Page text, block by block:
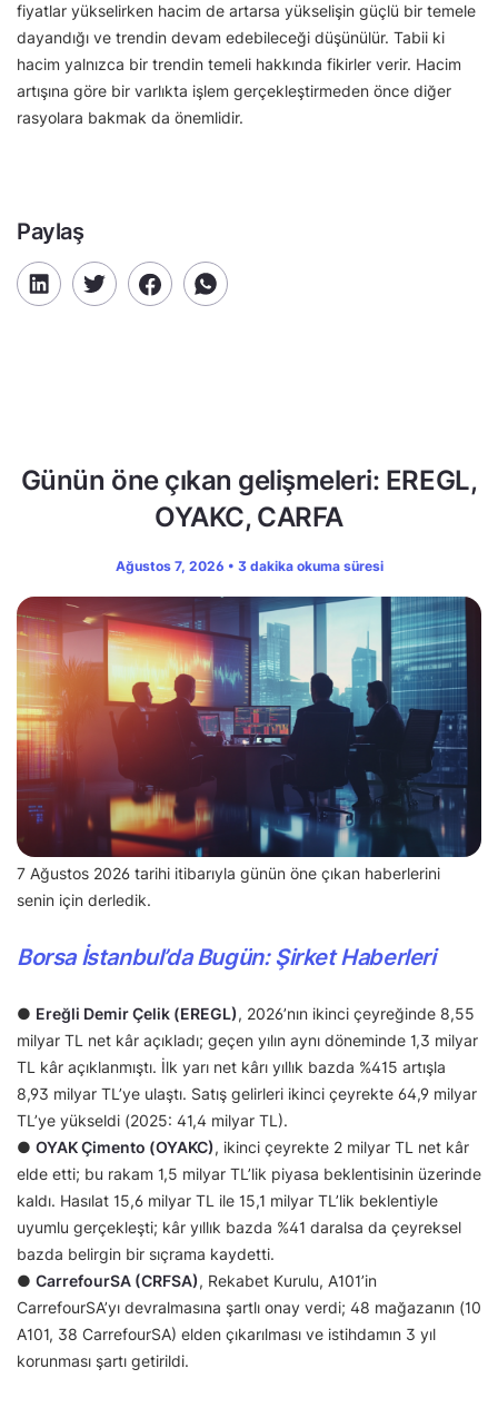
fiyatlar yükselirken hacim de artarsa yükselişin güçlü bir temele
dayandığı ve trendin devam edebileceği düşünülür. Tabii ki
hacim yalnızca bir trendin temeli hakkında fikirler verir. Hacim
artışına göre bir varlıkta işlem gerçekleştirmeden önce diğer
rasyolara bakmak da önemlidir.
Paylaş
Günün öne çıkan gelişmeleri: EREGL,
OYAKC, CARFA
Ağustos 7, 2026 • 3 dakika okuma süresi
7 Ağustos 2026 tarihi itibarıyla günün öne çıkan haberlerini
senin için derledik.
Borsa İstanbul’da Bugün: Şirket Haberleri
● Ereğli Demir Çelik (EREGL), 2026’nın ikinci çeyreğinde 8,55
milyar TL net kâr açıkladı; geçen yılın aynı döneminde 1,3 milyar
TL kâr açıklanmıştı. İlk yarı net kârı yıllık bazda %415 artışla
8,93 milyar TL’ye ulaştı. Satış gelirleri ikinci çeyrekte 64,9 milyar
TL’ye yükseldi (2025: 41,4 milyar TL).
● OYAK Çimento (OYAKC), ikinci çeyrekte 2 milyar TL net kâr
elde etti; bu rakam 1,5 milyar TL’lik piyasa beklentisinin üzerinde
kaldı. Hasılat 15,6 milyar TL ile 15,1 milyar TL’lik beklentiyle
uyumlu gerçekleşti; kâr yıllık bazda %41 daralsa da çeyreksel
bazda belirgin bir sıçrama kaydetti.
● CarrefourSA (CRFSA), Rekabet Kurulu, A101’in
CarrefourSA’yı devralmasına şartlı onay verdi; 48 mağazanın (10
A101, 38 CarrefourSA) elden çıkarılması ve istihdamın 3 yıl
korunması şartı getirildi.